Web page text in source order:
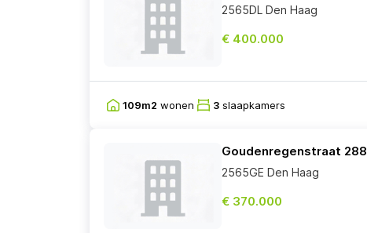
2565DL Den Haag
€ 400.000
109m2 wonen 3 slaapkamers
Goudenregenstraat 288
2565GE Den Haag
€ 370.000